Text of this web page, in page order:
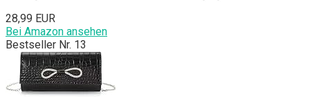
28,99 EUR
Bei Amazon ansehen
Bestseller Nr. 13